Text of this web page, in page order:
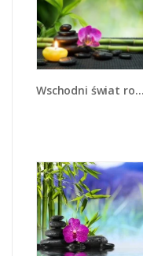
Wschodni świat roślin - K696